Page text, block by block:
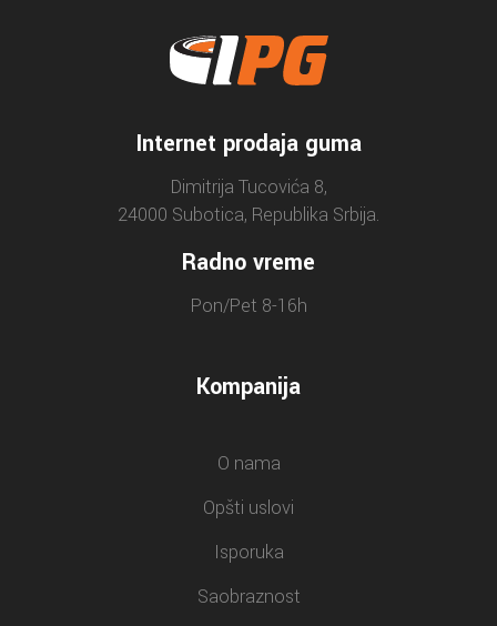
Internet prodaja guma
Dimitrija Tucovića 8,
24000 Subotica, Republika Srbija.
Radno vreme
Pon/Pet 8-16h
Kompanija
O nama
Opšti uslovi
Isporuka
Saobraznost